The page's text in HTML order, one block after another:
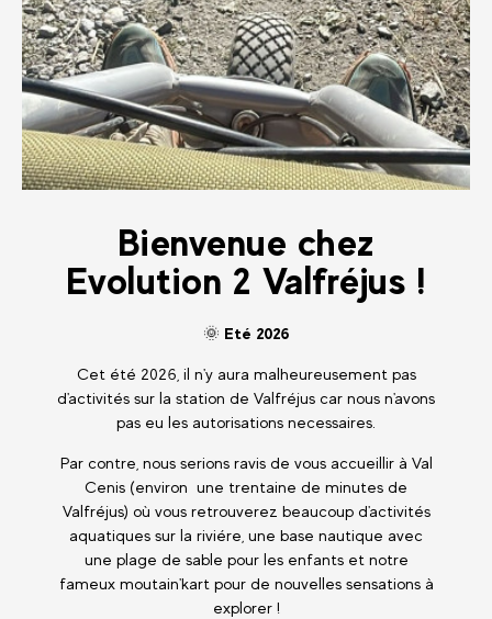
Bienvenue chez
Evolution 2 Valfréjus !
🌞 Eté 2026
Cet été 2026, il n'y aura malheureusement pas
d'activités sur la station de Valfréjus car nous n'avons
pas eu les autorisations necessaires.
Par contre, nous serions ravis de vous accueillir à Val
Cenis (environ une trentaine de minutes de
Valfréjus) où vous retrouverez beaucoup d'activités
aquatiques sur la riviére, une base nautique avec
une plage de sable pour les enfants et notre
fameux moutain'kart pour de nouvelles sensations à
explorer !